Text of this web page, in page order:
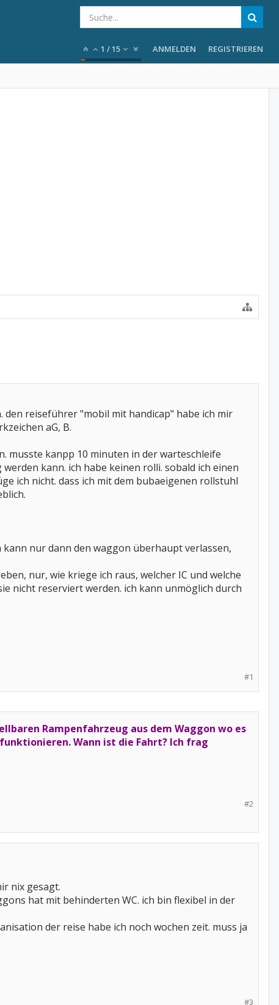
1 /15 ANMELDEN REGISTRIEREN
reiseführer "mobil mit handicap" habe ich mir
aG, B.
musste kanpp 10 minuten in der warteschleife
kann. ich habe keinen rolli. sobald ich einen
ich nicht. dass ich mit dem bubaeigenen rollstuhl
nur dann den waggon überhaupt verlassen,
nur, wie kriege ich raus, welcher IC und welche
nicht reserviert werden. ich kann unmöglich durch
#1
Rampenfahrzeug aus dem Waggon wo es
Wann ist die Fahrt? Ich frag
#2
nix gesagt.
hat mit behinderten WC. ich bin flexibel in der
der reise habe ich noch wochen zeit. muss ja
#3